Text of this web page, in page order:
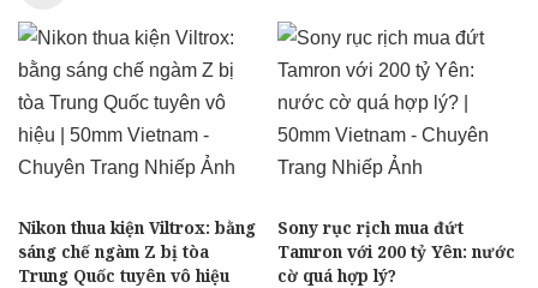
Nikon thua kiện Viltrox: bằng
sáng chế ngàm Z bị tòa
Trung Quốc tuyên vô hiệu
Sony rục rịch mua đứt
Tamron với 200 tỷ Yên: nước
cờ quá hợp lý?